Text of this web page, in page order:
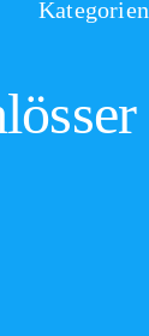
Kategorien